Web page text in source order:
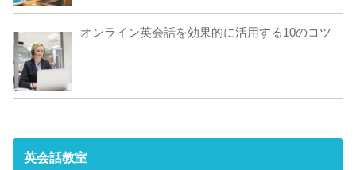
オンライン英会話を効果的に活用する10のコツ
英会話教室